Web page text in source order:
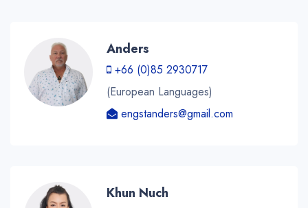
Anders
+66 (0)85 2930717
(European Languages)
engstanders@gmail.com
Khun Nuch